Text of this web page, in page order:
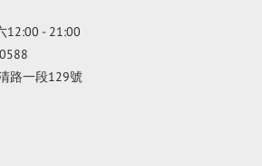
12:00 - 21:00
路一段129號